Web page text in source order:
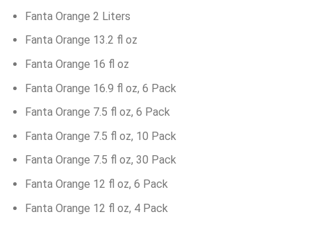
Fanta Orange 2 Liters
Fanta Orange 13.2 fl oz
Fanta Orange 16 fl oz
Fanta Orange 16.9 fl oz, 6 Pack
Fanta Orange 7.5 fl oz, 6 Pack
Fanta Orange 7.5 fl oz, 10 Pack
Fanta Orange 7.5 fl oz, 30 Pack
Fanta Orange 12 fl oz, 6 Pack
Fanta Orange 12 fl oz, 4 Pack